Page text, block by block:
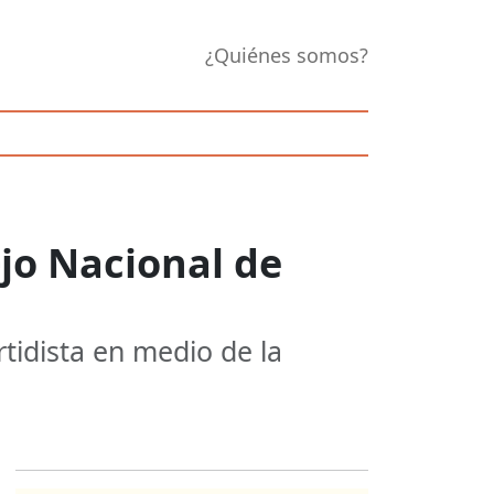
¿Quiénes somos?
Nacional de
en medio de la